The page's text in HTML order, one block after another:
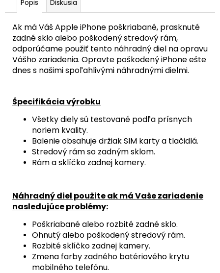
Popis Diskusia
Ak má Váš Apple iPhone poškriabané, prasknuté
zadné sklo alebo poškodený stredový rám,
odporúčame použiť tento náhradný diel na opravu
Vášho zariadenia. Opravte poškodený iPhone ešte
dnes s našimi spoľahlivými náhradnými dielmi.
Špecifikácia výrobku
Všetky diely sú testované podľa prísnych
noriem kvality.
Balenie obsahuje držiak SIM karty a tlačidlá.
Stredový rám so zadným sklom.
Rám a sklíčko zadnej kamery.
Náhradný diel použite ak má Vaše zariadenie
nasledujúce problémy:
Poškriabané alebo rozbité zadné sklo.
Ohnutý alebo poškodený stredový rám.
Rozbité sklíčko zadnej kamery.
Zmena farby zadného batériového krytu
mobilného telefónu.